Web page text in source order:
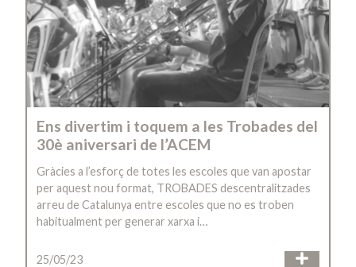
Ens divertim i toquem a les Trobades del
30è aniversari de l’ACEM
Gràcies a l’esforç de totes les escoles que van apostar
per aquest nou format, TROBADES descentralitzades
arreu de Catalunya entre escoles que no es troben
habitualment per generar xarxa i…
25/05/23